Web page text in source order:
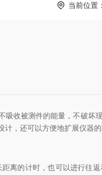
当前位置：
收被测件的能量，不破坏
，还可以方便地扩展仪器
的计时，也可以进行往